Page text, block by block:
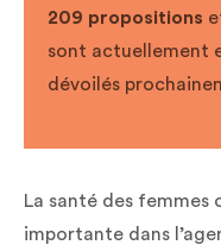
209 propositions
sont actuellement
dévoilés
La santé des femmes
importante dans